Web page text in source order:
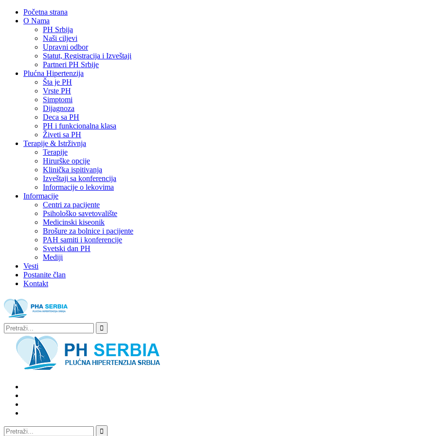
Početna strana
O Nama
PH Srbija
Naši ciljevi
Upravni odbor
Statut, Registracija i Izveštaji
Partneri PH Srbije
Plućna Hipertenzija
Šta je PH
Vrste PH
Simptomi
Dijagnoza
Deca sa PH
PH i funkcionalna klasa
Živeti sa PH
Terapije & Istrživnja
Terapije
Hirurške opcije
Klinička ispitivanja
Izveštaji sa konferencija
Informacije o lekovima
Informacije
Centri za pacijente
Psihološko savetovalište
Medicinski kiseonik
Brošure za bolnice i pacijente
PAH samiti i konferencije
Svetski dan PH
Mediji
Vesti
Postanite član
Kontakt